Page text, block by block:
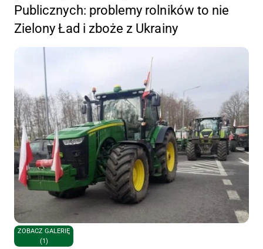
Publicznych: problemy rolników to nie
Zielony Ład i zboże z Ukrainy
ZOBACZ GALERIĘ
(1)